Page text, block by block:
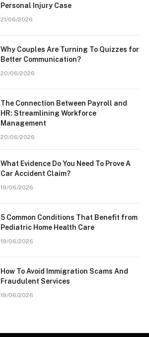
Personal Injury Case
21/06/2026
Why Couples Are Turning To Quizzes for
Better Communication?
20/06/2026
The Connection Between Payroll and
HR: Streamlining Workforce
Management
20/06/2026
What Evidence Do You Need To Prove A
Car Accident Claim?
19/06/2026
5 Common Conditions That Benefit from
Pediatric Home Health Care
19/06/2026
How To Avoid Immigration Scams And
Fraudulent Services
19/06/2026